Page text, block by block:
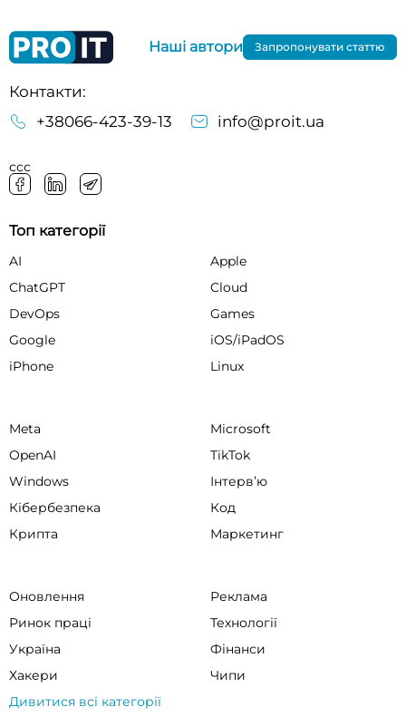
Контакти:
+38066-423-39-13
info@proit.ua
ссс
Наші автори Запропонувати статтю
Топ категорії
AI
Apple
ChatGPT
Cloud
DevOps
Games
Google
iOS/iPadOS
iPhone
Linux
Meta
Microsoft
OpenAI
TikTok
Windows
Інтервʼю
Кібербезпека
Код
Крипта
Маркетинг
Оновлення
Реклама
Ринок праці
Технології
Україна
Фінанси
Хакери
Чипи
Дивитися всі категорії